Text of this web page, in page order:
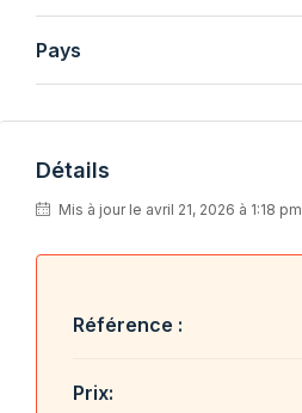
Pays
Détails
Mis à jour le avril 21, 2026 à 1:18 pm
Référence :
Prix: